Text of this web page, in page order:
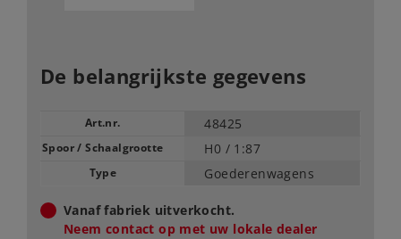
De belangrijkste gegevens
Art.nr. 48425
Spoor / Schaalgrootte H0 / 1:87
Type Goederenwagens
Vanaf fabriek uitverkocht.
Neem contact op met uw lokale dealer